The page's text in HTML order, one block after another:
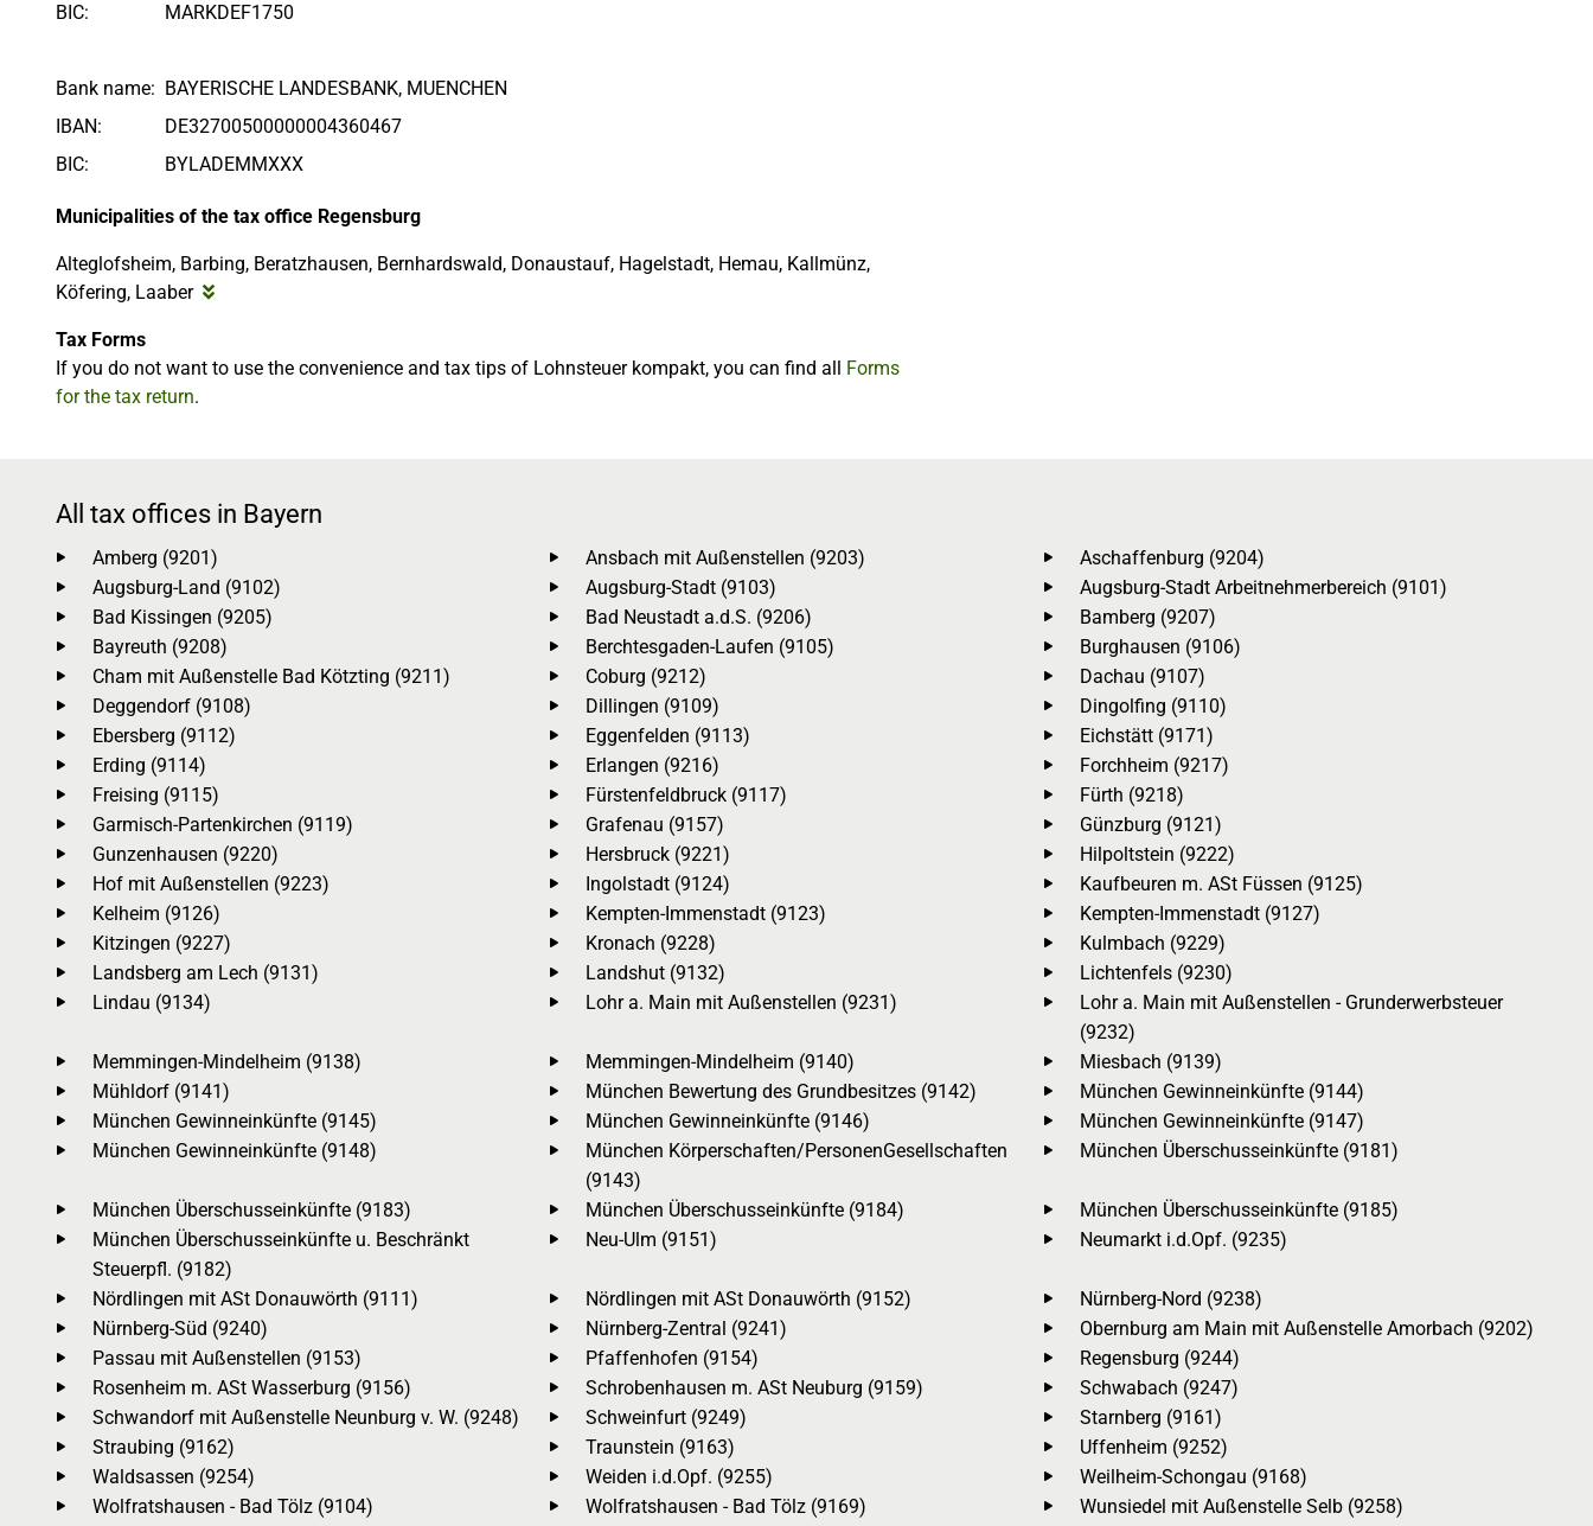
BIC:
MARKDEF1750
Bank name: BAYERISCHE LANDESBANK, MUENCHEN
IBAN:
DE32700500000004360467
BIC:
BYLADEMMXXX
Municipalities of the tax office Regensburg
Alteglofsheim, Barbing, Beratzhausen, Bernhardswald, Donaustauf, Hagelstadt, Hemau, Kallmünz,
Köfering, Laaber
Tax Forms
If you do not want to use the convenience and tax tips of Lohnsteuer kompakt, you can find all Forms
for the tax return.
All tax offices in Bayern
Amberg (9201) Ansbach mit Außenstellen (9203)
Aschaffenburg (9204)
Augsburg-Land (9102)
Augsburg-Stadt (9103)
Augsburg-Stadt Arbeitnehmerbereich (9101)
Bad Kissingen (9205)
Bad Neustadt a.d.S. (9206)
Bamberg (9207)
Bayreuth (9208)
Berchtesgaden-Laufen (9105)
Burghausen (9106)
Cham mit Außenstelle Bad Kötzting (9211)
Coburg (9212)
Dachau (9107)
Deggendorf (9108)
Dillingen (9109)
Dingolfing (9110)
Ebersberg (9112)
Eggenfelden (9113)
Eichstätt (9171)
Erding (9114)
Erlangen (9216)
Forchheim (9217)
Freising (9115)
Fürstenfeldbruck (9117)
Fürth (9218)
Garmisch-Partenkirchen (9119)
Grafenau (9157)
Günzburg (9121)
Gunzenhausen (9220)
Hersbruck (9221)
Hilpoltstein (9222)
Hof mit Außenstellen (9223)
Ingolstadt (9124)
Kaufbeuren m. ASt Füssen (9125)
Kelheim (9126)
Kempten-Immenstadt (9123)
Kempten-Immenstadt (9127)
Kitzingen (9227)
Kronach (9228)
Kulmbach (9229)
Landsberg am Lech (9131)
Landshut (9132)
Lichtenfels (9230)
Lindau (9134)
Lohr a. Main mit Außenstellen (9231)
Lohr a. Main mit Außenstellen - Grunderwerbsteuer
(9232)
Memmingen-Mindelheim (9138)
Memmingen-Mindelheim (9140)
Miesbach (9139)
Mühldorf (9141)
München Bewertung des Grundbesitzes (9142)
München Gewinneinkünfte (9144)
München Gewinneinkünfte (9145)
München Gewinneinkünfte (9146)
München Gewinneinkünfte (9147)
München Gewinneinkünfte (9148)
München Körperschaften/PersonenGesellschaften
(9143)
München Überschusseinkünfte (9181)
München Überschusseinkünfte (9183) München Überschusseinkünfte (9184)
München Überschusseinkünfte (9185)
München Überschusseinkünfte u. Beschränkt
Steuerpfl. (9182)
Neu-Ulm (9151) Neumarkt i.d.Opf. (9235)
Nördlingen mit ASt Donauwörth (9111) Nördlingen mit ASt Donauwörth (9152)
Nürnberg-Nord (9238)
Nürnberg-Süd (9240)
Nürnberg-Zentral (9241)
Obernburg am Main mit Außenstelle Amorbach (9202)
Passau mit Außenstellen (9153)
Pfaffenhofen (9154)
Regensburg (9244)
Rosenheim m. ASt Wasserburg (9156)
Schrobenhausen m. ASt Neuburg (9159)
Schwabach (9247)
Schwandorf mit Außenstelle Neunburg v. W. (9248)
Schweinfurt (9249)
Starnberg (9161)
Straubing (9162)
Traunstein (9163)
Uffenheim (9252)
Waldsassen (9254)
Weiden i.d.Opf. (9255)
Weilheim-Schongau (9168)
Wolfratshausen - Bad Tölz (9104)
Wolfratshausen - Bad Tölz (9169)
Wunsiedel mit Außenstelle Selb (9258)